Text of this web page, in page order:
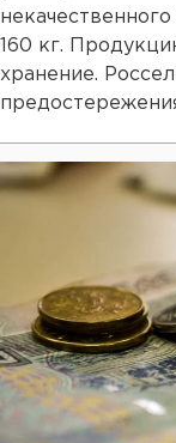
160 кг.
хранение.